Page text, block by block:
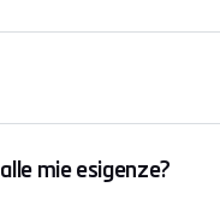
mie esigenze?